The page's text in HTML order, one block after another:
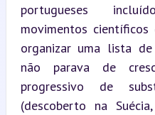
portugueses
movimentos
organizar uma lista
não parava de
progressivo de
(descoberto na